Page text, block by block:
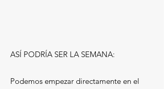
ASÍ PODRÍA SER LA SEMANA:​​
Podemos empezar directamente en el